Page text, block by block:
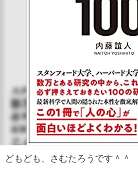
どもども、さむたろうです＾＾